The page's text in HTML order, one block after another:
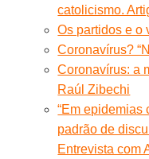
catolicismo.
Os partidos e o
Coronavírus?
Coronavírus: a
Raúl Zibechi
“Em epidemias
padrão de
Entrevista com